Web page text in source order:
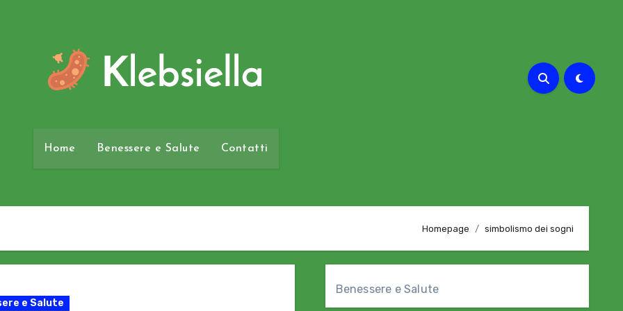
Home Benessere e Salute Contatti
Homepage simbolismo dei sogni
e Salute
Benessere e Salute